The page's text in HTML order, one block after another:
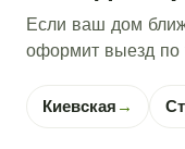
Если ваш дом
оформит выезд по
Киевская →